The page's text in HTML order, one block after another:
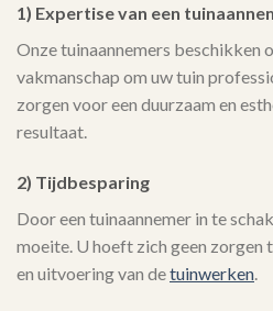
1) Expertise van een
Onze tuinaannemers beschikken
vakmanschap om uw tuin
zorgen voor een duurzaam en
resultaat.
2) Tijdbesparing
Door een tuinaannemer in te
moeite. U hoeft zich geen zorgen
en uitvoering van detuinwerken